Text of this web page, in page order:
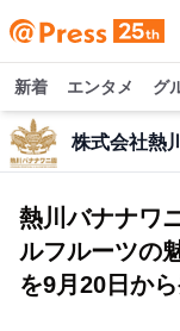
新着 エンタメ グ
株式会社熱
熱川バナナワ
ルフルーツの
を9月20日から